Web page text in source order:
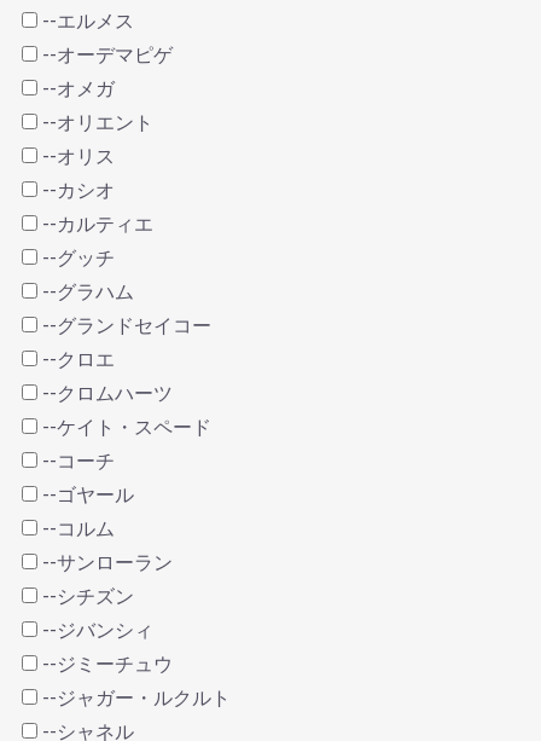
--エルメス
--オーデマピゲ
--オメガ
--オリエント
--オリス
--カシオ
--カルティエ
--グッチ
--グラハム
--グランドセイコー
--クロエ
--クロムハーツ
--ケイト・スペード
--コーチ
--ゴヤール
--コルム
--サンローラン
--シチズン
--ジバンシィ
--ジミーチュウ
--ジャガー・ルクルト
--シャネル